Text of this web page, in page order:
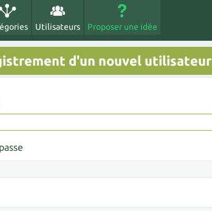
Utilisateurs Proposer une idée
d'un nouvel utilisateur